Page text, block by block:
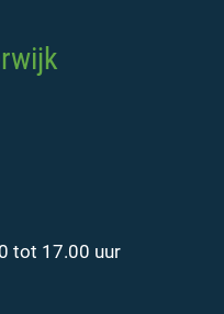
tot 17.00 uur